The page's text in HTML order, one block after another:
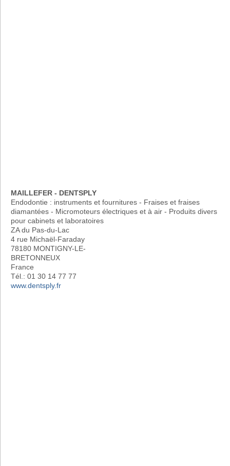
MAILLEFER - DENTSPLY
Endodontie : instruments et fournitures - Fraises et fraises
diamantées - Micromoteurs électriques et à air - Produits divers
pour cabinets et laboratoires
ZA du Pas-du-Lac
4 rue Michaël-Faraday
78180 MONTIGNY-LE-
BRETONNEUX
France
Tél.: 01 30 14 77 77
www.dentsply.fr